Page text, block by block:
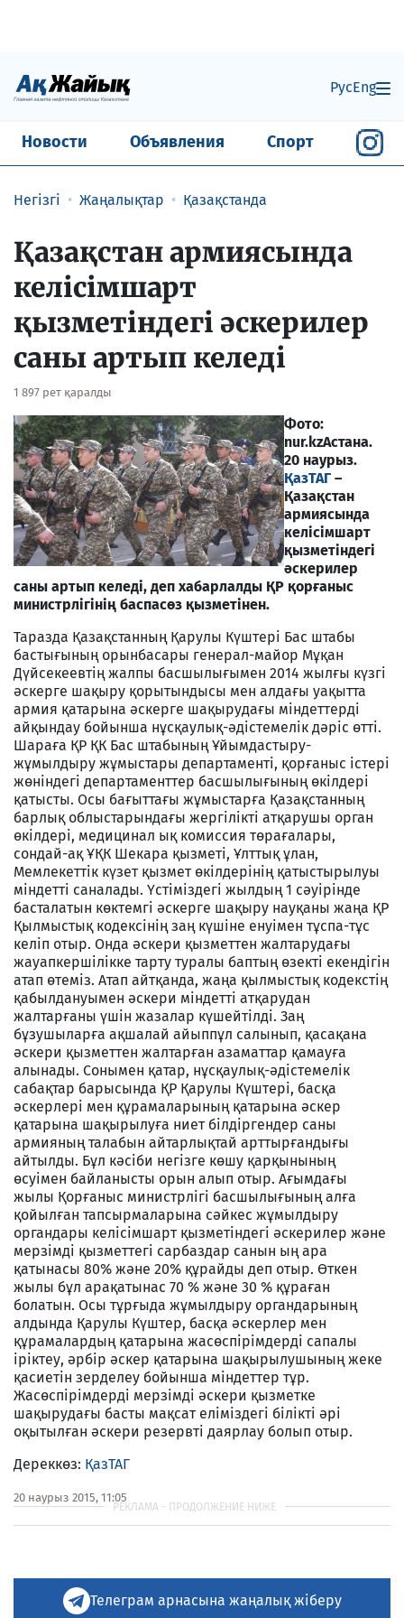
РусEng
Новости Объявления Спорт
Негізгі Жаңалықтар Қазақстанда
Қазақстан армиясында
келісімшарт
қызметіндегі әскерилер
саны артып келеді
1 897 рет қаралды
Фото:
nur.kzАстана.
20 наурыз.
ҚазТАГ –
Қазақстан
армиясында
келісімшарт
қызметіндегі
әскерилер
саны артып келеді, деп хабарлалды ҚР қорғаныс
министрлігінің баспасөз қызметінен.
Таразда Қазақстанның Қарулы Күштері Бас штабы
бастығының орынбасары генерал-майор Мұқан
Дүйсекеевтің жалпы басшылығымен 2014 жылғы күзгі
әскерге шақыру қорытындысы мен алдағы уақытта
армия қатарына әскерге шақырудағы міндеттерді
айқындау бойынша нұсқаулық-әдістемелік дәріс өтті.
Шараға ҚР ҚК Бас штабының Ұйымдастыру-
жұмылдыру жұмыстары департаменті, қорғаныс істері
жөніндегі департаменттер басшылығының өкілдері
қатысты. Осы бағыттағы жұмыстарға Қазақстанның
барлық облыстарындағы жергілікті атқарушы орган
өкілдері, медицинал ық комиссия төрағалары,
сондай-ақ ҰҚК Шекара қызметі, Ұлттық ұлан,
Мемлекеттік күзет қызмет өкілдерінің қатыстырылуы
міндетті саналады. Үстіміздегі жылдың 1 сәуірінде
басталатын көктемгі әскерге шақыру науқаны жаңа ҚР
Қылмыстық кодексінің заң күшіне енуімен тұспа-тұс
келіп отыр. Онда әскери қызметтен жалтарудағы
жауапкершілікке тарту туралы баптың өзекті екендігін
атап өтеміз. Атап айтқанда, жаңа қылмыстық кодекстің
қабылдануымен әскери міндетті атқарудан
жалтарғаны үшін жазалар күшейтілді. Заң
бұзушыларға ақшалай айыппұл салынып, қасақана
әскери қызметтен жалтарған азаматтар қамауға
алынады. Сонымен қатар, нұсқаулық-әдістемелік
сабақтар барысында ҚР Қарулы Күштері, басқа
әскерлері мен құрамаларының қатарына әскер
қатарына шақырылуға ниет білдіргендер саны
армияның талабын айтарлықтай арттырғандығы
айтылды. Бұл кәсіби негізге көшу қарқынының
өсуімен байланысты орын алып отыр. Ағымдағы
жылы Қорғаныс министрлігі басшылығының алға
қойылған тапсырмаларына сәйкес жұмылдыру
органдары келісімшарт қызметіндегі әскерилер және
мерзімді қызметтегі сарбаздар санын ың ара
қатынасы 80% және 20% құрайды деп отыр. Өткен
жылы бұл арақатынас 70 % және 30 % құраған
болатын. Осы тұрғыда жұмылдыру органдарының
алдында Қарулы Күштер, басқа әскерлер мен
құрамалардың қатарына жасөспірімдерді сапалы
іріктеу, әрбір әскер қатарына шақырылушының жеке
қасиетін зерделеу бойынша міндеттер тұр.
Жасөспірімдерді мерзімді әскери қызметке
шақырудағы басты мақсат еліміздегі білікті әрі
оқытылған әскери резервті даярлау болып отыр.
Дереккөз: ҚазТАГ
20 наурыз 2015, 11:05
Телеграм арнасына жаңалық жіберу